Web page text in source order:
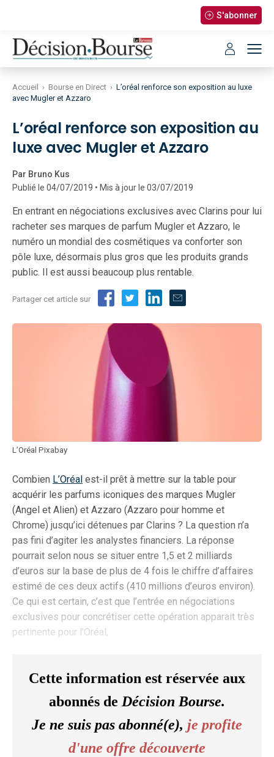
S'abonner
Accueil › Bourse en Direct › L’oréal renforce son exposition au luxe
avec Mugler et Azzaro
L’oréal renforce son exposition au
luxe avec Mugler et Azzaro
Par Bruno Kus
Publié le 04/07/2019 • Mis à jour le 03/07/2019
En entrant en négociations exclusives avec Clarins pour lui
racheter ses marques de parfum Mugler et Azzaro, le
numéro un mondial des cosmétiques va conforter son
pôle luxe, désormais plus gros que les produits grands
public. Il est aussi beaucoup plus rentable.
Partager cet article sur
L’Oréal Pixabay
Combien L’Oréal est-il prêt à mettre sur la table pour
acquérir les parfums iconiques des marques Mugler
(Angel et Alien) et Azzaro (Azzaro pour homme et
Chrome) jusqu’ici détenues par Clarins ? La question n’a
pas fini d’agiter les analystes financiers. La réponse
pourrait selon nous se situer entre 1,5 et 2 milliards
d’euros sur la base de plus de 4 fois le chiffre d’affaires
estimé de ces deux actifs (410 millions d’euros environ).
Ce qui est certain, c’est que l’entrée en négociations
exclusives pour concrétiser cette opération apparait très
pertinente pour l’Oréal,
Cette information est réservée aux
abonnés de Décision Bourse.
Je ne suis pas abonné(e), je profite
d'une offre découverte